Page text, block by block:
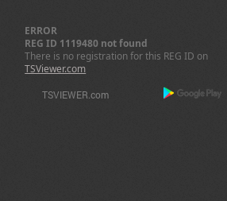
ERROR
REG ID 1119480 not found
There is no registration for this REG ID on
TSViewer.com